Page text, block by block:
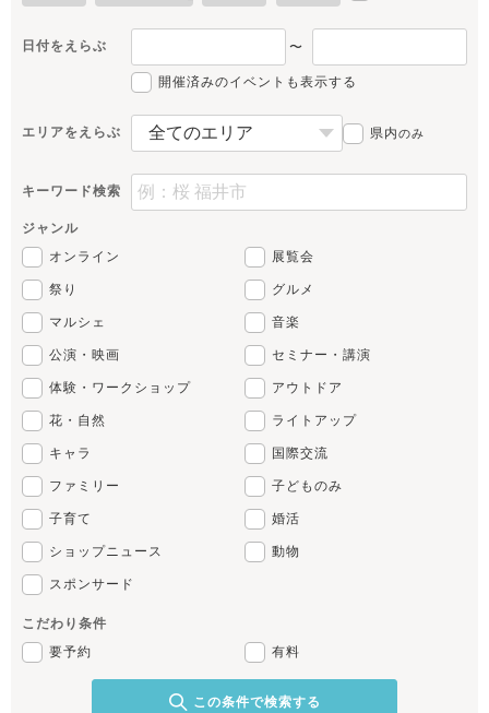
日付をえらぶ 〜
開催済みのイベントも表示する
エリアをえらぶ 県内のみ
キーワード検索
ジャンル
オンライン
展覧会
祭り グルメ
マルシェ 音楽
公演・映画 セミナー・講演
体験・ワークショップ アウトドア
花・自然 ライトアップ
キャラ 国際交流
ファミリー 子どものみ
子育て 婚活
ショップニュース 動物
スポンサード
こだわり条件
要予約
有料
この条件で検索する